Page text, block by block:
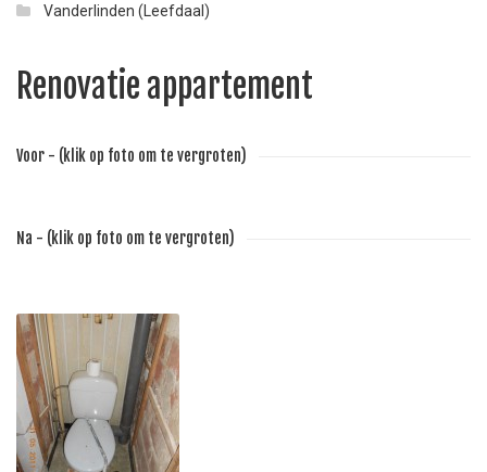
Vanderlinden (Leefdaal)
Renovatie appartement
Voor - (klik op foto om te vergroten)
Na - (klik op foto om te vergroten)